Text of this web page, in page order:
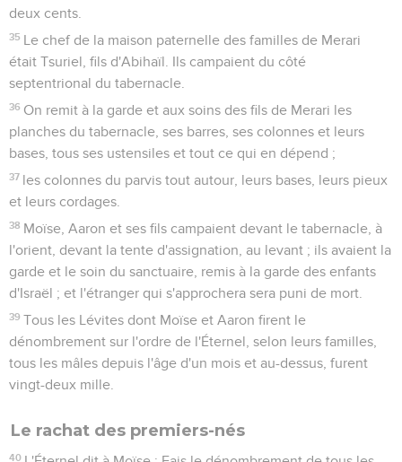
deux cents.
35 Le chef de la maison paternelle des familles de Merari
était Tsuriel, fils d'Abihaïl. Ils campaient du côté
septentrional du tabernacle.
36 On remit à la garde et aux soins des fils de Merari les
planches du tabernacle, ses barres, ses colonnes et leurs
bases, tous ses ustensiles et tout ce qui en dépend ;
37 les colonnes du parvis tout autour, leurs bases, leurs pieux
et leurs cordages.
38 Moïse, Aaron et ses fils campaient devant le tabernacle, à
l'orient, devant la tente d'assignation, au levant ; ils avaient la
garde et le soin du sanctuaire, remis à la garde des enfants
d'Israël ; et l'étranger qui s'approchera sera puni de mort.
39 Tous les Lévites dont Moïse et Aaron firent le
dénombrement sur l'ordre de l'Éternel, selon leurs familles,
tous les mâles depuis l'âge d'un mois et au-dessus, furent
vingt-deux mille.
Le rachat des premiers-nés
40